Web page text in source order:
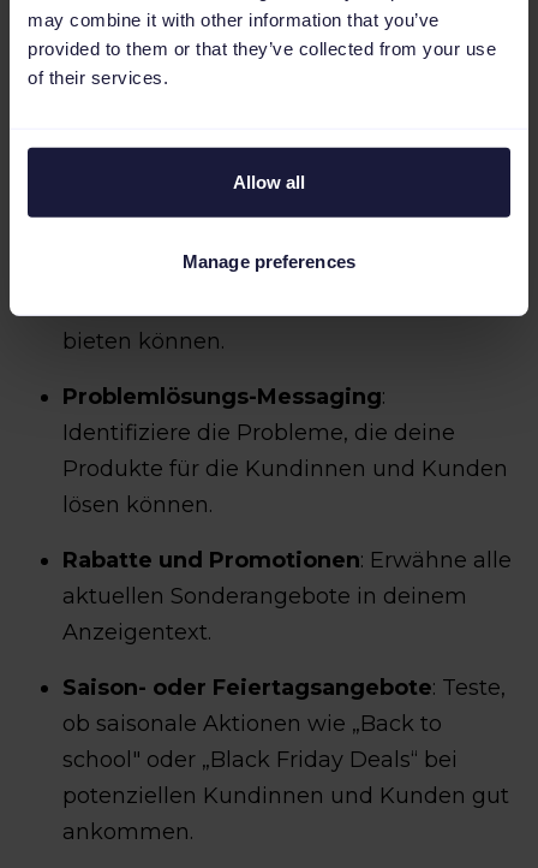
may combine it with other information that you’ve
provided to them or that they’ve collected from your use
of their services.
Allow all
Manage preferences
Lifestyle Bilder: Sie zeigen deine
Produkte in realen Situationen.
Kundinnen und Kunden, die deine
Produkte benutzen oder tragen.
Demonstriere die Vorteile, die deine
bieten können.
Problemlösungs-Messaging:
Identifiziere die Probleme, die deine
Produkte für die Kundinnen und Kunden
lösen können.
Rabatte und Promotionen: Erwähne alle
aktuellen Sonderangebote in deinem
Anzeigentext.
Saison- oder Feiertagsangebote: Teste,
ob saisonale Aktionen wie „Back to
school" oder „Black Friday Deals“ bei
potenziellen Kundinnen und Kunden gut
ankommen.